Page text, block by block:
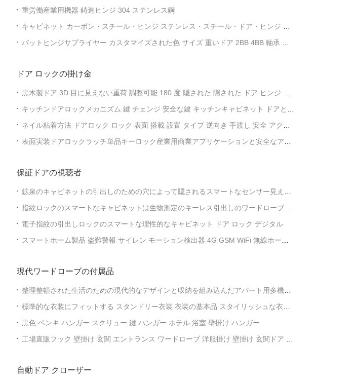
具 ハードウェア アクセサリー
重労働産業用機器 鋳造ヒンジ 304 ステンレス鋼
キャビネット カーボン・スチール・ヒンジ ステンレス・スチール・ドア・ヒンジ 家
バットヒンジサプライヤー カスタマイズされた色 サイズ 重いドア 2BB 4BB 軸承 ス
ドア ロックの掛け金
黒木製ドア 3D 目に見えない重荷 調整可能 180 度 隠された 隠された ドア ヒンジ 木
キッチンドアロックメカニズム 鍵 チェンジ 安全な鍵 キッチンキャビネット ドアと保
管スペースに適しています
ネイル粘着方法 ドアロック ロック 表面 搭載 設置 タイプ 逆向き 手渡し 安全 アクセ
ス コントロール システム に最適
表面実装ドアロックラッチ単品キーロック産業用商業アプリケーションと安全なアク
保証ドアの視聴者
鉱泉のキャビネットの引出しのための穴によって隠されるスマートなセンサー見えな
いロック無し
指紋ロックのスマートなキャビネットは生物測定のキーレス引出しのワードローブ ロ
ックを締める
電子指紋の引出しロックのスマートな理性的なキャビネット ドア ロック デジタル
スマートホーム製品 盗難警報 サイレン モーション検出器 4G GSM WiFi 無線ホーム
現代ワードローブの付属品
整理整頓された生活のための現代的なデザインと収納を組み込んだアパート用多機能
モダンワードローブアクセサリー
標準的な衣装にフィットする スタンドリー衣装 衣装の基本品 スタイリッシュな衣装
黒色 ペンキ ハンガー スクリュー 鍵 ハンガー ホテル 浴室 壁掛け ハンガー
工場直販フック 壁掛け 玄関 エントランス ワードローブ 洋服掛け 壁掛け 玄関ドア 洋
自動ドア クローザー